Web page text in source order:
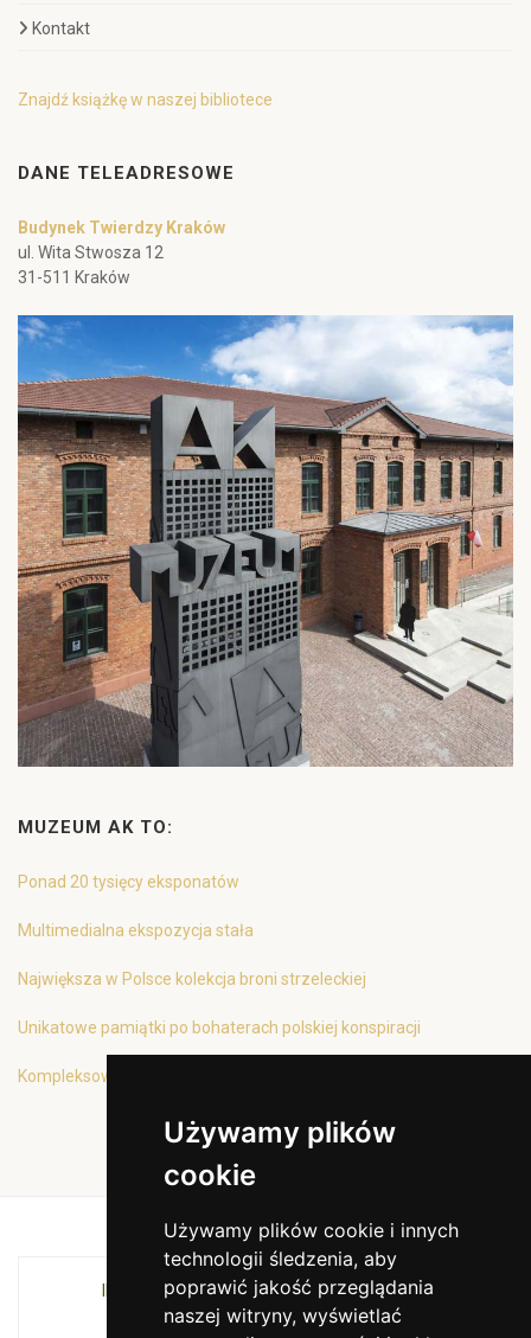
Używamy plików
cookie
Używamy plików cookie i innych
technologii śledzenia, aby
poprawić jakość przeglądania
naszej witryny, wyświetlać
Kontakt
Znajdź książkę w naszej bibliotece
DANE TELEADRESOWE
Budynek Twierdzy Kraków
ul. Wita Stwosza 12
31-511 Kraków
MUZEUM AK TO:
Ponad 20 tysięcy eksponatów
Multimedialna ekspozycja stała
Największa w Polsce kolekcja broni strzeleckiej
Unikatowe pamiątki po bohaterach polskiej konspiracji
Kompleksowa oferta edukacyjna
INSTYTUCJA KULTURY MIASTA KRAKOWA I
WOJEWÓDZTWA MAŁOPOLSKIEGO